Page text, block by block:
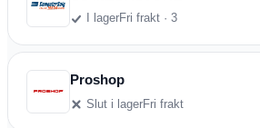
I lagerFri frakt · 3
Proshop
Slut i lagerFri frakt